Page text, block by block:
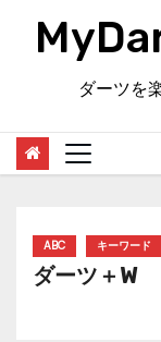
ダーツを
ABC キーワード
ダーツ＋W